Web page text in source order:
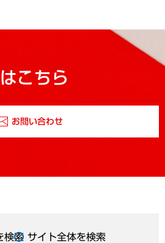
こちら
お問い合わせ
検索 サイト全体を検索